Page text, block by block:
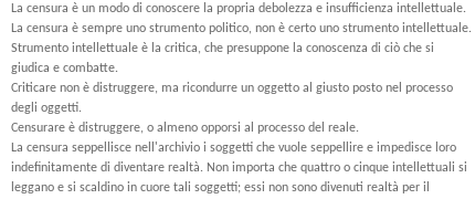
La censura è un modo di conoscere la propria debolezza e insufficienza intellettuale.
La censura è sempre uno strumento politico, non è certo uno strumento intellettuale.
Strumento intellettuale è la critica, che presuppone la conoscenza di ciò che si
giudica e combatte.
Criticare non è distruggere, ma ricondurre un oggetto al giusto posto nel processo
degli oggetti.
Censurare è distruggere, o almeno opporsi al processo del reale.
La censura seppellisce nell'archivio i soggetti che vuole seppellire e impedisce loro
indefinitamente di diventare realtà. Non importa che quattro o cinque intellettuali si
leggano e si scaldino in cuore tali soggetti; essi non sono divenuti realtà per il